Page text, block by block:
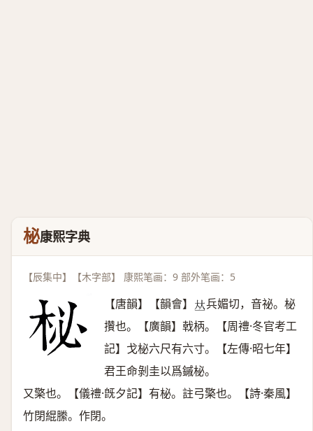
柲康熙字典
【辰集中】【木字部】 康熙笔画：9 部外笔画：5
【唐韻】【韻會】 𠀤兵媚切，音祕。柲
攢也。【廣韻】戟柄。【周禮·冬官考工
記】戈柲六尺有六寸。【左傳·昭七年】
君王命剝圭以爲鏚柲。
又檠也。【儀禮·旣夕記】有柲。註弓檠也。【詩·秦風】
竹閉緄縢。作閉。